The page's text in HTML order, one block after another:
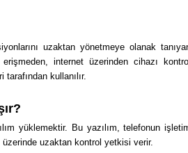
uzaktan yönetmeye olanak
erişmeden, internet üzerinden cihazı
kullanılır.
yüklemektir. Bu yazılım, telefonun
uzaktan kontrol yetkisi verir.